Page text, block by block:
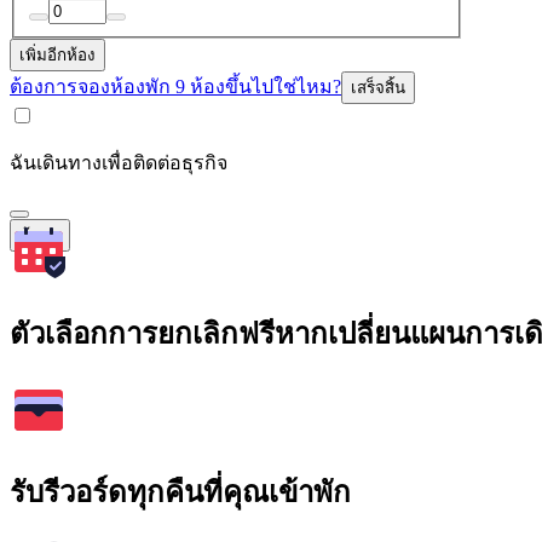
เพิ่มอีกห้อง
ต้องการจองห้องพัก 9 ห้องขึ้นไปใช่ไหม? เสร็จสิ้น
ฉันเดินทางเพื่อติดต่อธุรกิจ
ค้นหา
ตัวเลือกการยกเลิกฟรีหากเปลี่ยนแผนการเ
รับรีวอร์ดทุกคืนที่คุณเข้าพัก